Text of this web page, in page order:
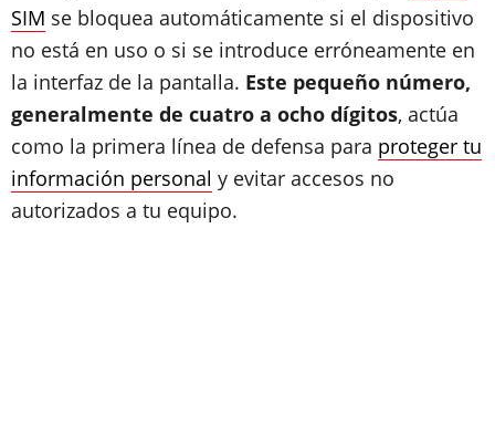
SIM se bloquea automáticamente si el dispositivo
no está en uso o si se introduce erróneamente en
la interfaz de la pantalla. Este pequeño número,
generalmente de cuatro a ocho dígitos, actúa
como la primera línea de defensa para proteger tu
información personal y evitar accesos no
autorizados a tu equipo.